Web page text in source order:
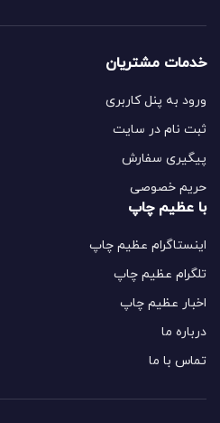
خدمات مشتریان
ورود به پنل کاربری
ثبت نام در سایت
پیگیری سفارش
حریم خصوصی
با عظیم چاپ
اینستاگرام عظیم چاپ
تلگرام عظیم چاپ
اخبار عظیم چاپ
درباره ما
تماس با ما